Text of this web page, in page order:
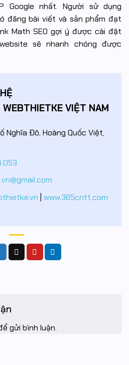
Google nhất. Người sử dụng
đăng bài viết và sản phẩm đạt
Math SEO gợi ý được cài đặt
sẽ nhanh chóng được
VIỆT NAM
Nghĩa Đô, Hoàng Quốc Việt,
www.365cntt.com
gửi bình luận.